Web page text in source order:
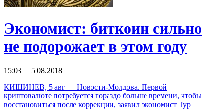
Экономист: биткоин сильно
не подорожает в этом году
15:03 5.08.2018
КИШИНЕВ, 5 авг — Новости-Молдова. Первой
криптовалюте потребуется гораздо больше времени, чтобы
восстановиться после коррекции, заявил экономист Тур